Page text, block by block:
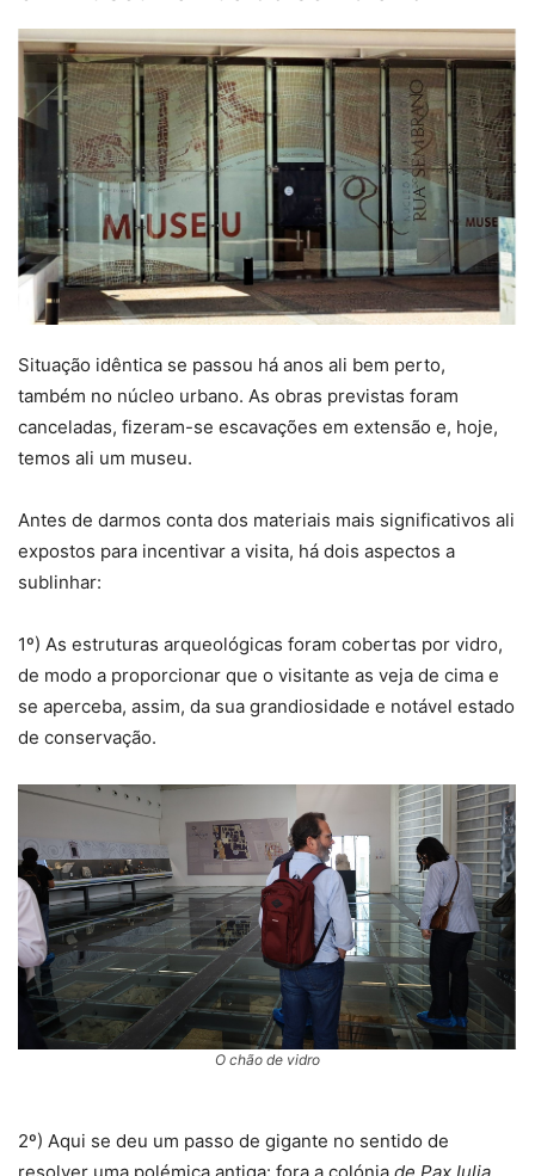
Situação idêntica se passou há anos ali bem perto,
também no núcleo urbano. As obras previstas foram
canceladas, fizeram-se escavações em extensão e, hoje,
temos ali um museu.
Antes de darmos conta dos materiais mais significativos ali
expostos para incentivar a visita, há dois aspectos a
sublinhar:
1º) As estruturas arqueológicas foram cobertas por vidro,
de modo a proporcionar que o visitante as veja de cima e
se aperceba, assim, da sua grandiosidade e notável estado
de conservação.
O chão de vidro
2º) Aqui se deu um passo de gigante no sentido de